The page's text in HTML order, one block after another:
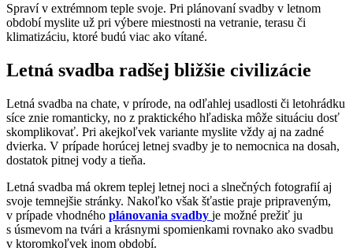
Spraví v extrémnom teple svoje. Pri plánovaní svadby v letnom
období myslite už pri výbere miestnosti na vetranie, terasu či
klimatizáciu, ktoré budú viac ako vítané.
Letná svadba radšej bližšie civilizácie
Letná svadba na chate, v prírode, na odľahlej usadlosti či letohrádku
síce znie romanticky, no z praktického hľadiska môže situáciu dosť
skomplikovať. Pri akejkoľvek variante myslite vždy aj na zadné
dvierka. V prípade horúcej letnej svadby je to nemocnica na dosah,
dostatok pitnej vody a tieňa.
Letná svadba má okrem teplej letnej noci a slnečných fotografií aj
svoje temnejšie stránky. Nakoľko však šťastie praje pripraveným,
v prípade vhodného plánovania svadby je možné prežiť ju
s úsmevom na tvári a krásnymi spomienkami rovnako ako svadbu
v ktoromkoľvek inom období.